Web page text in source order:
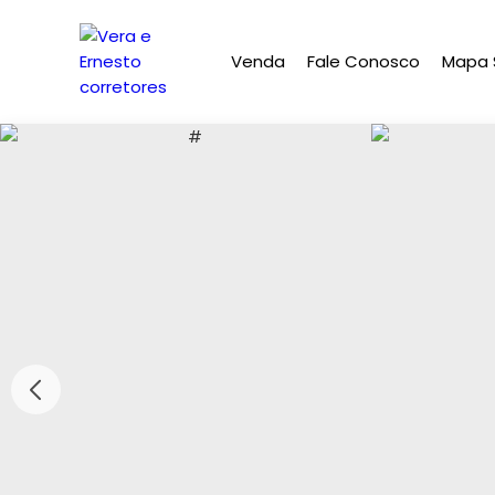
Venda Fale Conosco Mapa